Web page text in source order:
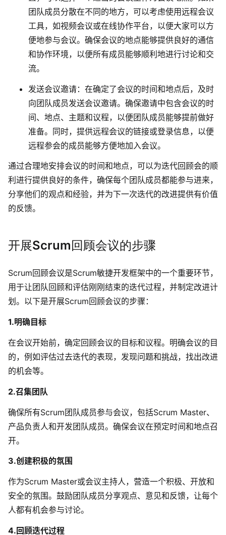
团队成员分散在不同的地方，可以考虑使用远程会议
工具，如视频会议或在线协作平台，以便大家可以方
便地参与会议。确保会议的地点能够提供良好的通信
和协作环境，以便所有成员能够顺利地进行讨论和交
流。
发送会议邀请：在确定了会议的时间和地点后，及时
向团队成员发送会议邀请。确保邀请中包含会议的时
间、地点、主题和议程，以便团队成员能够提前做好
准备。同时，提供远程会议的链接或登录信息，以便
远程参会的成员能够方便地加入会议。
通过合理地安排会议的时间和地点，可以为迭代回顾会的顺
利进行提供良好的条件，确保每个团队成员都能参与进来，
分享他们的观点和经验，并为下一次迭代的改进提供有价值
的反馈。
开展Scrum回顾会议的步骤
Scrum回顾会议是Scrum敏捷开发框架中的一个重要环节，
用于让团队回顾和评估刚刚结束的迭代过程，并制定改进计
划。以下是开展Scrum回顾会议的步骤：
1.明确目标
在会议开始前，确定回顾会议的目标和议程。明确会议的目
的，例如评估过去迭代的表现，发现问题和挑战，找出改进
的机会等。
2.召集团队
确保所有Scrum团队成员参与会议，包括Scrum Master、
产品负责人和开发团队成员。确保会议在预定时间和地点召
开。
3.创建积极的氛围
作为Scrum Master或会议主持人，营造一个积极、开放和
安全的氛围。鼓励团队成员分享观点、意见和反馈，让每个
人都有机会参与讨论。
4.回顾迭代过程